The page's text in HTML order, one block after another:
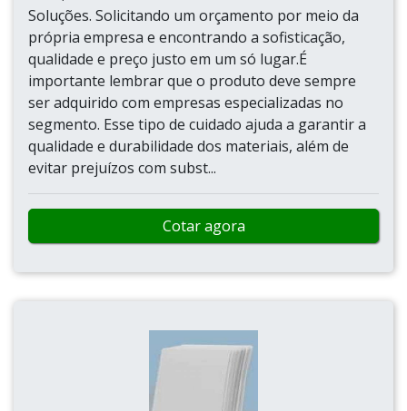
Soluções. Solicitando um orçamento por meio da
própria empresa e encontrando a sofisticação,
qualidade e preço justo em um só lugar.É
importante lembrar que o produto deve sempre
ser adquirido com empresas especializadas no
segmento. Esse tipo de cuidado ajuda a garantir a
qualidade e durabilidade dos materiais, além de
evitar prejuízos com subst...
Cotar agora